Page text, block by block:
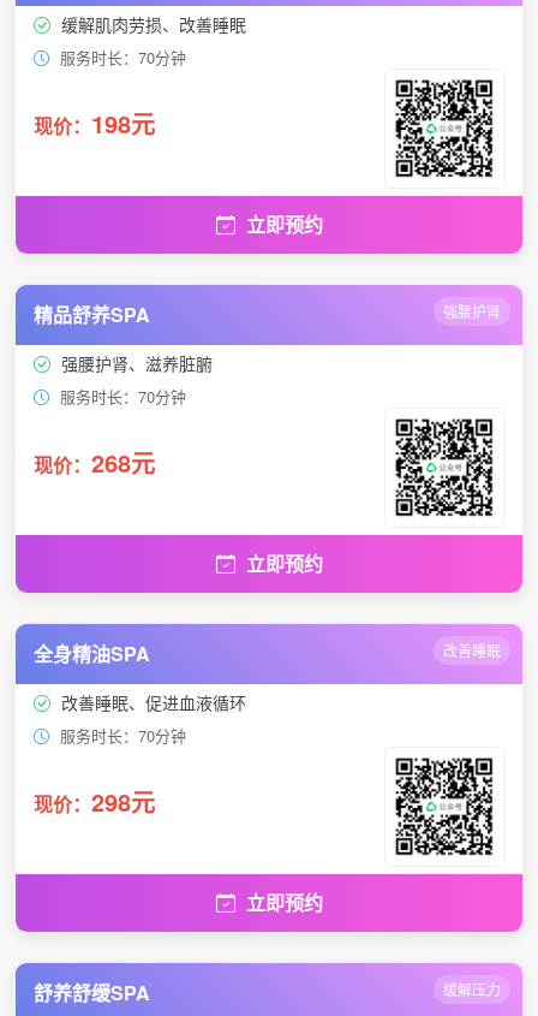
缓解肌肉劳损、改善睡眠
服务时长：70分钟
现价： 198元
立即预约
精品舒养SPA 强腰护肾
强腰护肾、滋养脏腑
服务时长：70分钟
现价： 268元
立即预约
全身精油SPA 改善睡眠
改善睡眠、促进血液循环
服务时长：70分钟
现价： 298元
立即预约
舒养舒缓SPA 缓解压力